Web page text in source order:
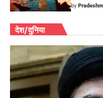
by
देश/दुनिया